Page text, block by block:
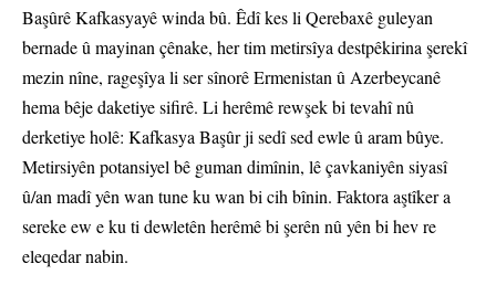
Başûrê Kafkasyayê winda bû. Êdî kes li Qerebaxê guleyan
bernade û mayinan çênake, her tim metirsîya destpêkirina şerekî
mezin nîne, rageşîya li ser sînorê Ermenistan û Azerbeycanê
hema bêje daketiye sifirê. Li herêmê rewşek bi tevahî nû
derketiye holê: Kafkasya Başûr ji sedî sed ewle û aram bûye.
Metirsiyên potansiyel bê guman dimînin, lê çavkaniyên siyasî
û/an madî yên wan tune ku wan bi cih bînin. Faktora aştîker a
sereke ew e ku ti dewletên herêmê bi şerên nû yên bi hev re
eleqedar nabin.